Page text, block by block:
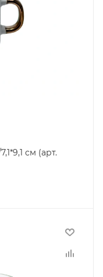
см (арт.